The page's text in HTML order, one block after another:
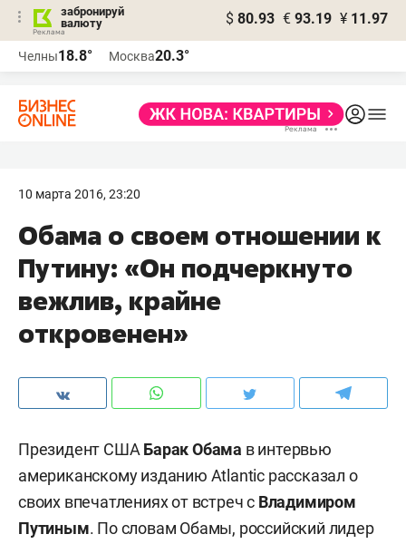
забронируй
валюту
$ 80.93 € 93.19 ¥ 11.97
Челны18.8° Москва20.3°
10 марта 2016, 23:20
Обама о своем отношении к
Путину: «Он подчеркнуто
вежлив, крайне
откровенен»
Президент США Барак Обама в интервью
американскому изданию Atlantic рассказал о
своих впечатлениях от встреч с Владимиром
Путиным. По словам Обамы, российский лидер